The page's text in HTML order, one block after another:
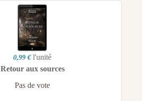
0,99 € l'unité
Retour aux sources
Pas de vote